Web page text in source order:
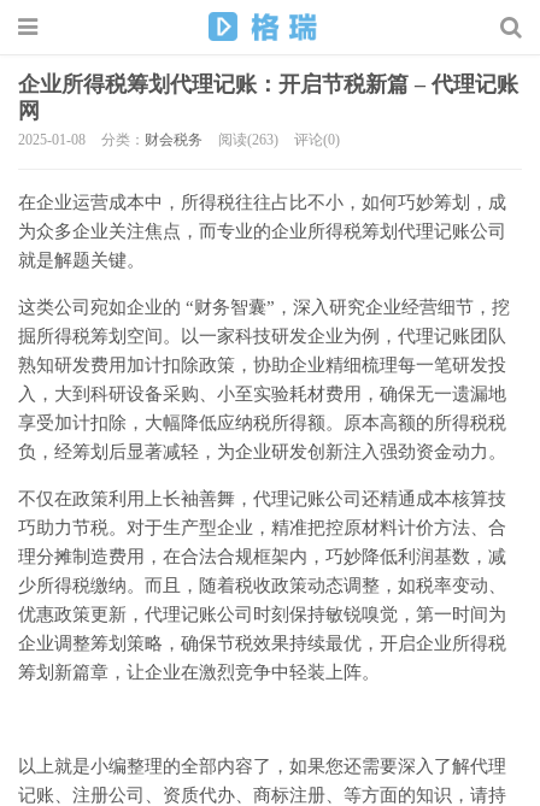
企业所得税筹划代理记账：开启节税新篇 – 代理记账
网
2025-01-08 分类： 财会税务 阅读(263) 评论(0)
在企业运营成本中，所得税往往占比不小，如何巧妙筹划，成
为众多企业关注焦点，而专业的企业所得税筹划代理记账公司
就是解题关键。
这类公司宛如企业的 “财务智囊”，深入研究企业经营细节，挖
掘所得税筹划空间。以一家科技研发企业为例，代理记账团队
熟知研发费用加计扣除政策，协助企业精细梳理每一笔研发投
入，大到科研设备采购、小至实验耗材费用，确保无一遗漏地
享受加计扣除，大幅降低应纳税所得额。原本高额的所得税税
负，经筹划后显著减轻，为企业研发创新注入强劲资金动力。
不仅在政策利用上长袖善舞，代理记账公司还精通成本核算技
巧助力节税。对于生产型企业，精准把控原材料计价方法、合
理分摊制造费用，在合法合规框架内，巧妙降低利润基数，减
少所得税缴纳。而且，随着税收政策动态调整，如税率变动、
优惠政策更新，代理记账公司时刻保持敏锐嗅觉，第一时间为
企业调整筹划策略，确保节税效果持续最优，开启企业所得税
筹划新篇章，让企业在激烈竞争中轻装上阵。
以上就是小编整理的全部内容了，如果您还需要深入了解代理
记账、注册公司、资质代办、商标注册、等方面的知识，请持